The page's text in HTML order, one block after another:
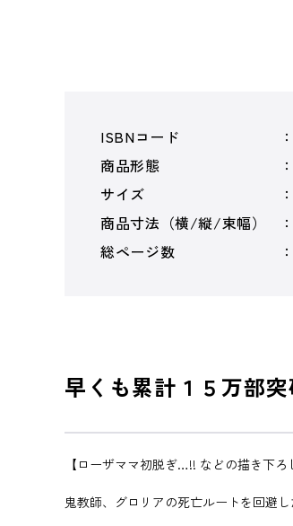
ISBNコード
商品形態
サイズ
商品寸法（横/縦/束幅）
総ページ数
早くも累計１５万部
【ローザママ初脱ぎ…!! などの描き下ろ
鬼教師、グロリアの死亡ルートを回避し